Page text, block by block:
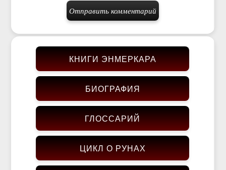
КНИГИ ЭНМЕРКАРА
БИОГРАФИЯ
ГЛОССАРИЙ
ЦИКЛ О РУНАХ